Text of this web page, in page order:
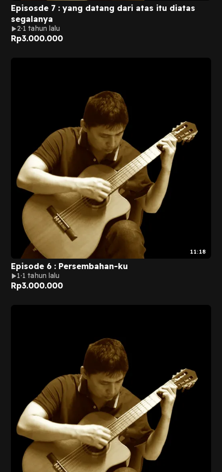
Episosde 7 : yang datang dari atas itu diatas
segalanya
2 1 tahun lalu
Rp3.000.000
11:18
Episode 6 : Persembahan-ku
1 1 tahun lalu
Rp3.000.000